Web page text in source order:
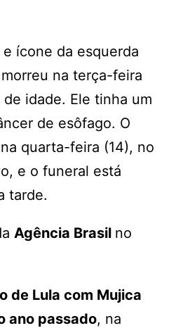
ícone da esquerda
na terça-feira
de idade. Ele tinha um
de esôfago. O
quarta-feira (14), no
e o funeral está
tarde.
Agência Brasil no
de Lula com Mujica
ano passado, na